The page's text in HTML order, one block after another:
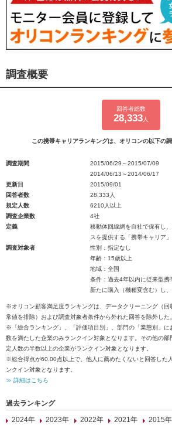
調査概要
回答者総数
28,333 人
この携帯キャリアランキングは、オリコンの以下の
調査期間
2015/06/29～2015/07/09
2014/06/13～2014/06/17
更新日
2015/09/01
回答者数
28,333人
規定人数
6210人以上
調査企業数
4社
定義
移動体回線網を自社で保有し
スを提供する「携帯キャリア」
調査対象者
性別：指定なし
年齢：15歳以上
地域：全国
条件：過去4年以内に従来型
新たに購入（機種変含む）し
※オリコン顧客満足度ランキングは、データクリーニング（回
常値を排除）および調査対象者条件から外れた回答を除外した
※「総合ランキング」、「評価項目別」、部門の「業態別」に
数を満たした企業のみランクイン対象となります。その他の
定人数の半数以上の企業がランクイン対象となります。
※総合得点が60.00点以上で、他人に薦めたくないと回答した
ンクイン対象となります。
≫ 詳細はこちら
過去ランキング
2024年
2023年 2022年 2021年 2015年